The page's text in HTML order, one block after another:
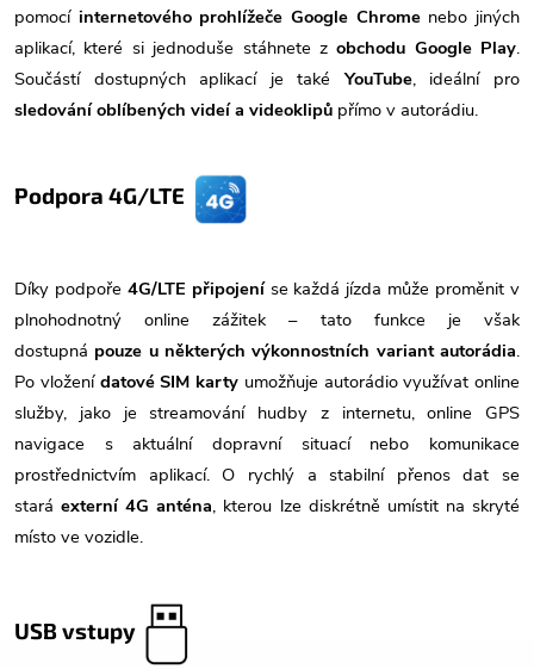
pomocí internetového prohlížeče Google Chromenebo jiných
aplikací, které si jednoduše stáhnete zobchodu Google Play.
Součástí dostupných aplikací je takéYouTube, ideální pro
sledování oblíbených videí a videoklipů přímo v autorádiu.
Podpora 4G/LTE
Díky podpoře 4G/LTE připojení se každá jízda může proměnit v
plnohodnotný online zážitek – tato funkce je však
dostupná pouze u některých výkonnostních variant autorádia.
Po vložení datové SIM karty umožňuje autorádio využívat online
služby, jako je streamování hudby z internetu, online GPS
navigace s aktuální dopravní situací nebo komunikace
prostřednictvím aplikací. O rychlý a stabilní přenos dat se
stará externí 4G anténa, kterou lze diskrétně umístit na skryté
místo ve vozidle.
USB vstupy